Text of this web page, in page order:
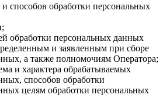
и способов обработки персональных
обработки персональных данных
и заявленным при сборе
а также полномочиям Оператора;
и характера обрабатываемых
способов обработки
целям обработки персональных